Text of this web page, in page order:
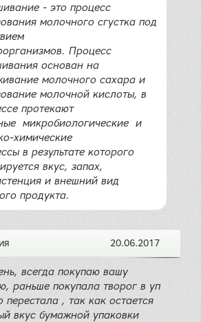
- это процесс
молочного сгустка под
Процесс
основан на
молочного сахара и
молочной кислоты, в
протекают
микробиологические и
химические
в результате которого
вкус, запах,
и внешний вид
продукта.
20.06.2017
всегда покупаю вашу
раньше покупала творог в уп
перестала , так как остается
вкус бумажной упаковки